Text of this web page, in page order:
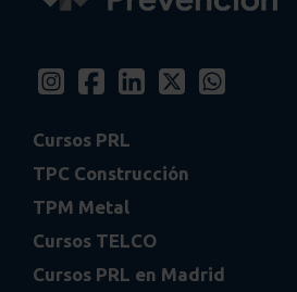
Cursos PRL
TPC Construcción
TPM Metal
Cursos TELCO
Cursos PRL en Madrid